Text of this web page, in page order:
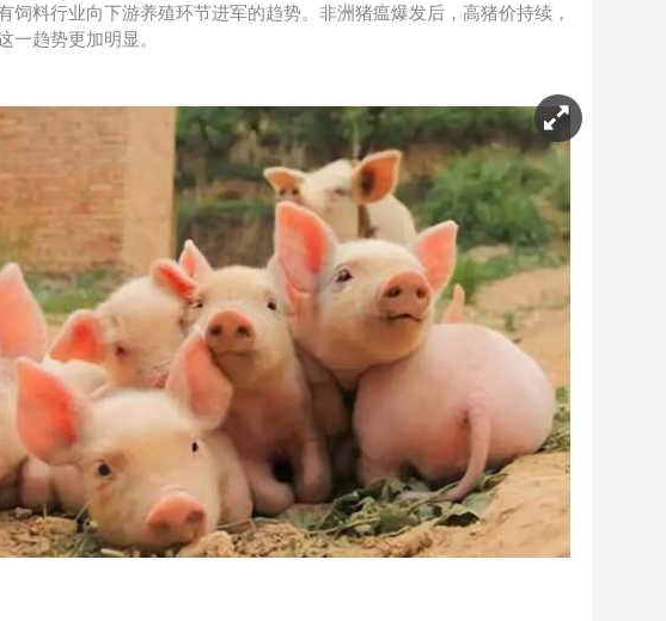
饲料行业向下游养殖环节进军的趋势。非洲猪瘟爆发后，高猪价持续，
一趋势更加明显。